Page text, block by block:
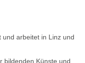
arbeitet in Linz und
bildenden Künste und